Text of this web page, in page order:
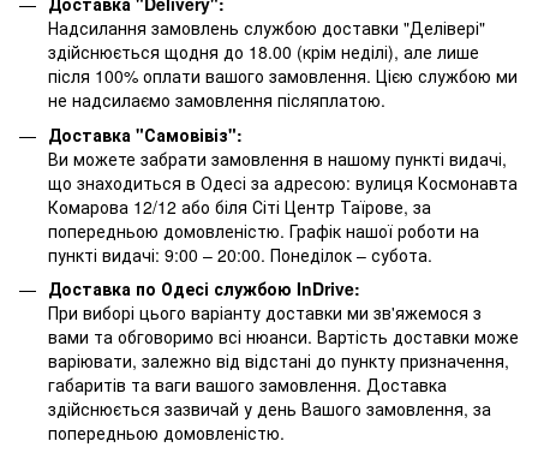
Надсилання замовлень службою доставки "Делівері"
здійснюється щодня до 18.00 (крім неділі), але лише
після 100% оплати вашого замовлення. Цією службою ми
не надсилаємо замовлення післяплатою.
Доставка "Самовівіз":
Ви можете забрати замовлення в нашому пункті видачі,
що знаходиться в Одесі за адресою: вулиця Космонавта
Комарова 12/12 або біля Сіті Центр Таїрове, за
попередньою домовленістю. Графік нашої роботи на
пункті видачі: 9:00 – 20:00. Понеділок – субота.
Доставка по Одесі службою InDrive:
При виборі цього варіанту доставки ми зв'яжемося з
вами та обговоримо всі нюанси. Вартість доставки може
варіювати, залежно від відстані до пункту призначення,
габаритів та ваги вашого замовлення. Доставка
здійснюється зазвичай у день Вашого замовлення, за
попередньою домовленістю.